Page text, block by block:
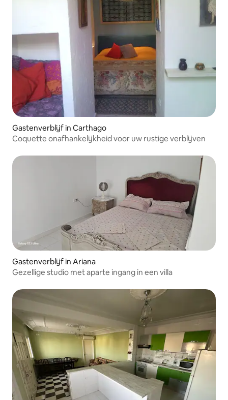
Gastenverblijf in Carthago
Coquette onafhankelijkheid voor uw rustige verblijven
Gastenverblijf in Ariana
Gezellige studio met aparte ingang in een villa